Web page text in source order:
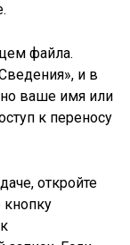
файла.
и в
ваше имя или
к переносу
откройте
кнопку